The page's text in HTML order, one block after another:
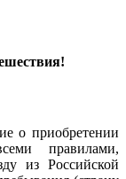
о приобретении
правилами,
из Российской